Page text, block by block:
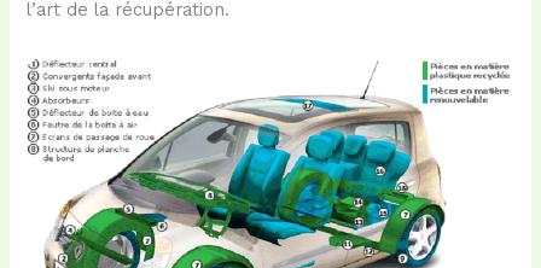
l’art de la récupération.